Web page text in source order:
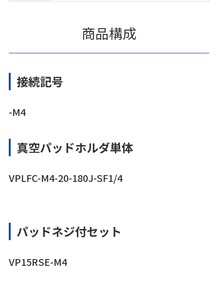
商品構成
接続記号
-M4
真空パッドホルダ単体
VPLFC-M4-20-180J-SF1/4
パッドネジ付セット
VP15RSE-M4